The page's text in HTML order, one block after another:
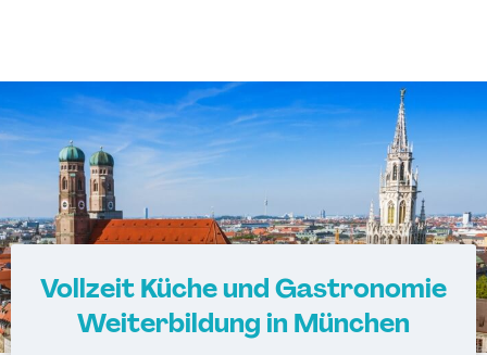
Vollzeit Küche und Gastronomie
Weiterbildung in München